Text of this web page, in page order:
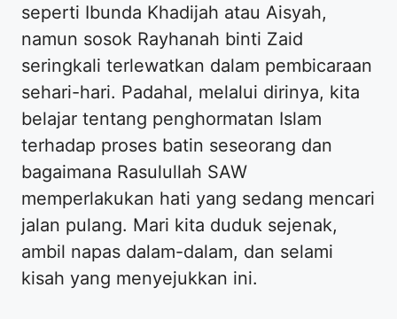
seperti Ibunda Khadijah atau Aisyah,
namun sosok Rayhanah binti Zaid
seringkali terlewatkan dalam pembicaraan
sehari-hari. Padahal, melalui dirinya, kita
belajar tentang penghormatan Islam
terhadap proses batin seseorang dan
bagaimana Rasulullah SAW
memperlakukan hati yang sedang mencari
jalan pulang. Mari kita duduk sejenak,
ambil napas dalam-dalam, dan selami
kisah yang menyejukkan ini.